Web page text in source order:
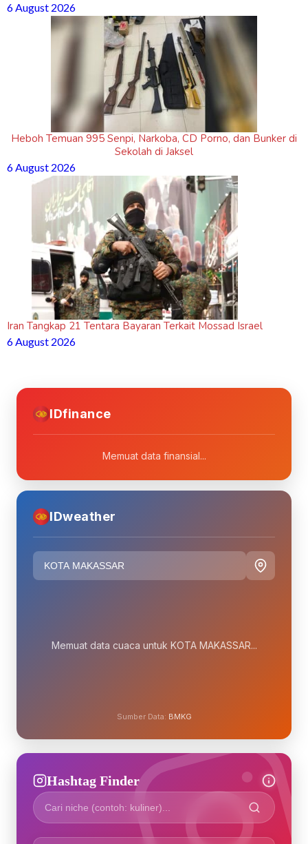
6 August 2026
Heboh Temuan 995 Senpi, Narkoba, CD Porno, dan Bunker di
Sekolah di Jaksel
6 August 2026
Iran Tangkap 21 Tentara Bayaran Terkait Mossad Israel
6 August 2026
IDfinance
Memuat data finansial...
IDweather
Memuat data cuaca untuk KOTA MAKASSAR...
Sumber Data: BMKG
Hashtag Finder